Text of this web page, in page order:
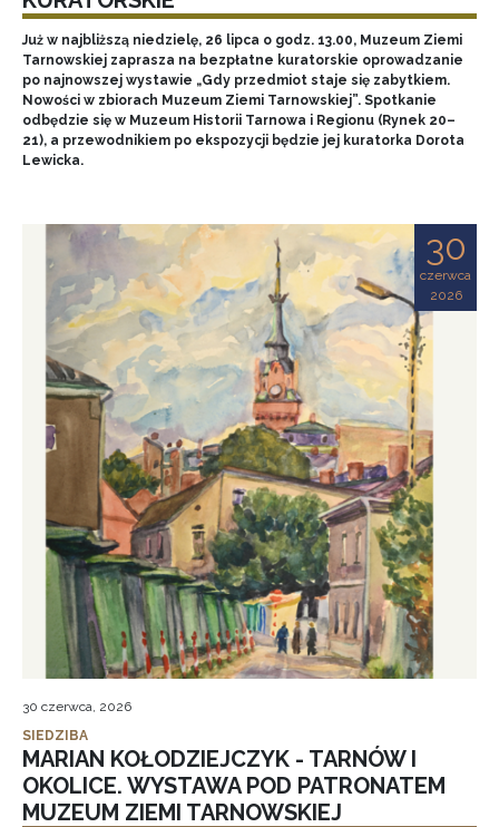
Już w najbliższą niedzielę, 26 lipca o godz. 13.00, Muzeum Ziemi
Tarnowskiej zaprasza na bezpłatne kuratorskie oprowadzanie
po najnowszej wystawie „Gdy przedmiot staje się zabytkiem.
Nowości w zbiorach Muzeum Ziemi Tarnowskiej”. Spotkanie
odbędzie się w Muzeum Historii Tarnowa i Regionu (Rynek 20–
21), a przewodnikiem po ekspozycji będzie jej kuratorka Dorota
Lewicka.
30
czerwca
2026
30 czerwca, 2026
SIEDZIBA
MARIAN KOŁODZIEJCZYK - TARNÓW I
OKOLICE. WYSTAWA POD PATRONATEM
MUZEUM ZIEMI TARNOWSKIEJ